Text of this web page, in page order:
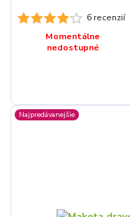
6 recenzií
Momentálne
nedostupné
Najpredávanejšie